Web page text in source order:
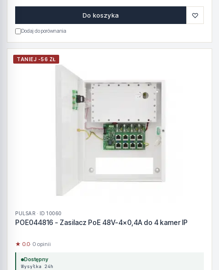
Do koszyka ♡
Dodaj do porównania
TANIEJ -56 ZŁ
PULSAR · ID 10060
POE044816 - Zasilacz PoE 48V-4x0,4A do 4 kamer IP
★ 0.0· 0 opinii
Dostępny
Wysyłka 24h